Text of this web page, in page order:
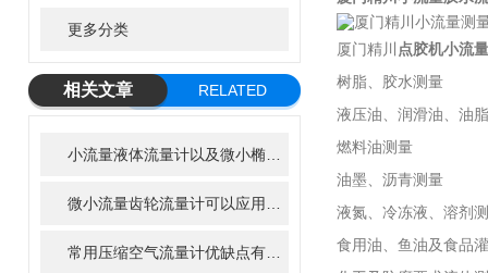
更多分类
相关文章
RELATED
厦门精川 点胶机小流
树脂、胶水测量
液压油、润滑油、油
燃料油测量
油墨、沥青测量
液氮、冷冻液、溶剂
食用油、鱼油及食品